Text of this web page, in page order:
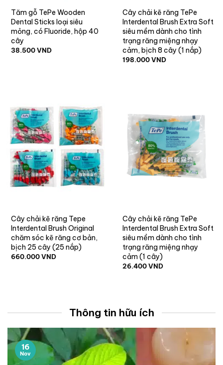
Tăm gỗ TePe Wooden
Dental Sticks loại siêu
mỏng, có Fluoride, hộp 40
cây
38.500VND
Cây chải kẽ răng TePe
Interdental Brush Extra Soft
siêu mềm dành cho tình
trạng răng miệng nhạy
cảm, bịch 8 cây (1 nắp)
198.000VND
Cây chải kẽ răng Tepe
Interdental Brush Original
chăm sóc kẽ răng cơ bản,
bịch 25 cây (25 nắp)
660.000VND
Cây chải kẽ răng TePe
Interdental Brush Extra Soft
siêu mềm dành cho tình
trạng răng miệng nhạy
cảm (1 cây)
26.400VND
Thông tin hữu ích
16
Nov